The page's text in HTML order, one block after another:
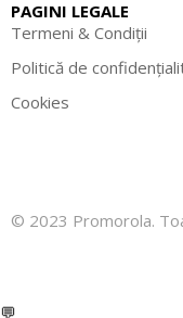
PAGINI LEGALE
Termeni & Condiții
Politică de
Cookies
© 2023 Promorola.
💬